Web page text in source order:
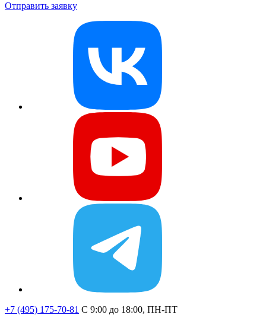
Отправить заявку
+7 (495) 175-70-81 C 9:00 до 18:00, ПН-ПТ